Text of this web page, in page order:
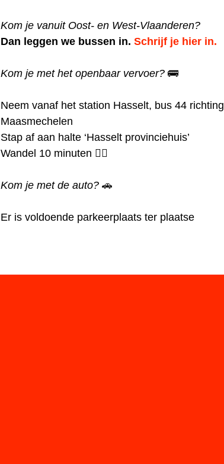
Kom je vanuit Oost- en West-Vlaanderen?
Dan leggen we bussen in. Schrijf je hier in.
Kom je met het openbaar vervoer? 🚌
Neem vanaf het station Hasselt, bus 44 richting
Maasmechelen
Stap af aan halte ‘Hasselt provinciehuis’
Wandel 10 minuten 🚶‍♀️
Kom je met de auto? 🚗
Er is voldoende parkeerplaats ter plaatse